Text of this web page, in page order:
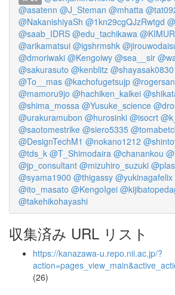
@asatenn @J_Steman @mhatta
@NakanishiyaSh @1kn29cgQJzRwtgd
@saab_IDRS @edu_tachikawa
@arikamatsui @igshrmshk
@dmoriwaki @Kengoiwy @sea__sir
@sakurasuto @kenblitz
@To__mas @kachofugetsujp
@mamoru9jo @hachiken_kaikei
@shima_mossa @Yusuke_science
@urakuramubon @hurosinki @isocrt
@saotomestrike @siero5335
@DesignTechM1 @nokano1212
@tds_k @T_Shimodaira @chanankou
@jp_consultant @mizuhiro_suzuki
@syama1900 @thigassy @yukinagafelix
@ito_masato @KengoIgei
@takehikohayashi
収集済み URL リスト
https://kanazawa-u.repo.nii.ac.jp/?
(26)